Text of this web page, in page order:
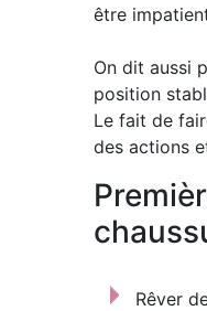
être
On dit aussi
position
Le fait de
des actions
Rêver